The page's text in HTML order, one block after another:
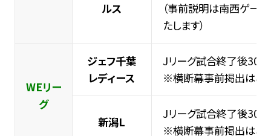
ルス
（事前説明は南西ゲー
たします）
WEリー
グ
ジェフ千葉
レディース
Jリーグ試合終了後30
※横断幕事前掲出はご
新潟L
Jリーグ試合終了後30
※横断幕事前掲出はご